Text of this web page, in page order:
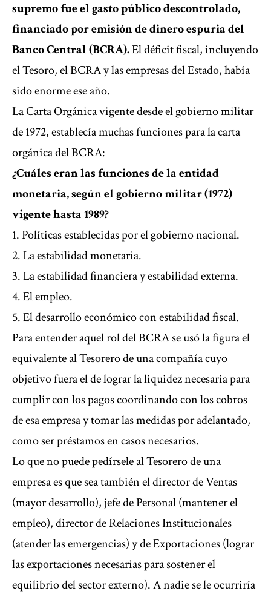
supremo fue el gasto público descontrolado,
financiado por emisión de dinero espuria del
Banco Central (BCRA).El déficit fiscal, incluyendo
el Tesoro, el BCRA y las empresas del Estado, había
sido enorme ese año.
La Carta Orgánica vigente desde el gobierno militar
de 1972, establecía muchas funciones para la carta
orgánica del BCRA:
¿Cuáles eran las funciones de la entidad
monetaria, según el gobierno militar (1972)
vigente hasta 1989?
1. Políticas establecidas por el gobierno nacional.
2. La estabilidad monetaria.
3. La estabilidad financiera y estabilidad externa.
4. El empleo.
5. El desarrollo económico con estabilidad fiscal.
Para entender aquel rol del BCRA se usó la figura el
equivalente al Tesorero de una compañía cuyo
objetivo fuera el de lograr la liquidez necesaria para
cumplir con los pagos coordinando con los cobros
de esa empresa y tomar las medidas por adelantado,
como ser préstamos en casos necesarios.
Lo que no puede pedírsele al Tesorero de una
empresa es que sea también el director de Ventas
(mayor desarrollo), jefe de Personal (mantener el
empleo), director de Relaciones Institucionales
(atender las emergencias) y de Exportaciones (lograr
las exportaciones necesarias para sostener el
equilibrio del sector externo). A nadie se le ocurriría